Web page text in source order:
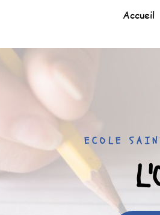
Accueil
ECOLE